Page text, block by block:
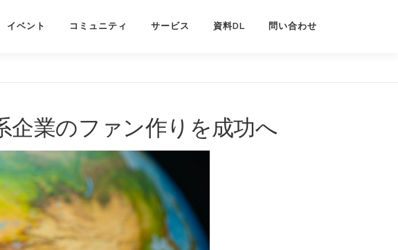
イベント コミュニティ サービス 資料DL 問い合わせ
企業のファン作りを成功へ